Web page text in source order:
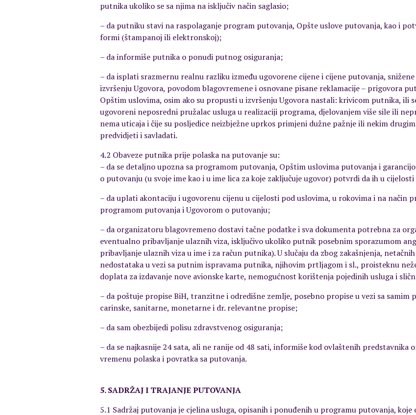
putnika ukoliko se sa njima na isključiv način saglasio;
– da putniku stavi na raspolaganje program putovanja, Opšte uslove putovanja, kao i
formi (štampanoj ili elektronskoj);
– da informiše putnika o ponudi putnog osiguranja;
– da isplati srazmernu realnu razliku između ugovorene cijene i cijene putovanja,
izvršenju Ugovora, povodom blagovremene i osnovane pisane reklamacije – prigovora
Opštim uslovima, osim ako su propusti u izvršenju Ugovora nastali: krivicom putnika, ili
ugovoreni neposredni pružalac usluga u realizaciji programa, djelovanjem više sile ili
nema uticaja i čije su posljedice neizbježne uprkos primjeni dužne pažnje ili nekim
predvidjeti i savladati.
4.2 Obaveze putnika prije polaska na putovanje su:
– da se detaljno upozna sa programom putovanja, Opštim uslovima putovanja i
o putovanju (u svoje ime kao i u ime lica za koje zaključuje ugovor) potvrdi da ih u
– da uplati akontaciju i ugovorenu cijenu u cijelosti pod uslovima, u rokovima i na način
programom putovanja i Ugovorom o putovanju;
– da organizatoru blagovremeno dostavi tačne podatke i sva dokumenta potrebna za
eventualno pribavljanje ulaznih viza, isključivo ukoliko putnik posebnim sporazumom
pribavljanje ulaznih viza u ime i za račun putnika). U slučaju da zbog zakašnjenja,
nedostataka u vezi sa putnim ispravama putnika, njihovim prtljagom i sl., proisteknu
doplata za izdavanje nove avionske karte, nemogućnost korištenja pojedinih usluga i
– da poštuje propise BiH, tranzitne i odredišne zemlje, posebno propise u vezi sa samim
carinske, sanitarne, monetarne i dr. relevantne propise;
– da sam obezbijedi polisu zdravstvenog osiguranja;
– da se najkasnije 24 sata, ali ne ranije od 48 sati, informiše kod ovlaštenih
vremenu polaska i povratka sa putovanja.
5. SADRŽAJ I TRAJANJE PUTOVANJA
5.1 Sadržaj putovanja je cjelina usluga, opisanih i ponuđenih u programu putovanja,